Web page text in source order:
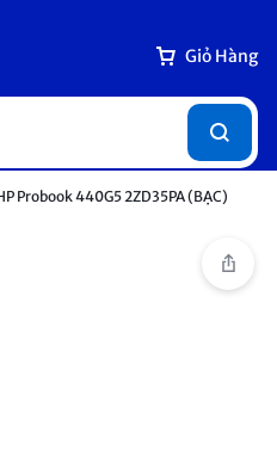
Giỏ Hàng
Probook 440G5 2ZD35PA (BẠC)